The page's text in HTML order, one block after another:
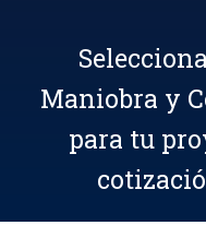
Maniobra y
para tu